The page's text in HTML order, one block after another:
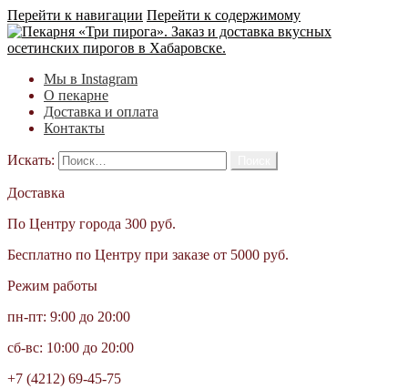
Перейти к навигации Перейти к содержимому
Мы в Instagram
О пекарне
Доставка и оплата
Контакты
Искать:
Доставка
По Центру города 300 руб.
Бесплатно по Центру при заказе от 5000 руб.
Режим работы
пн-пт: 9:00 до 20:00
сб-вс: 10:00 до 20:00
+7 (4212) 69-45-75